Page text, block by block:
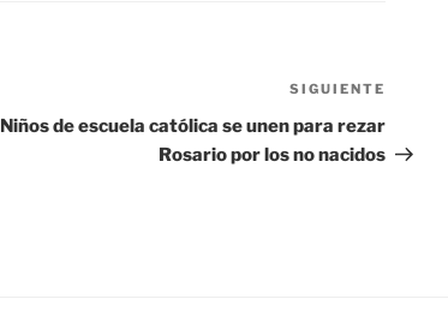
entrada
SIGUIENTE
Niños de escuela católica se unen para rezar
Rosario por los no nacidos